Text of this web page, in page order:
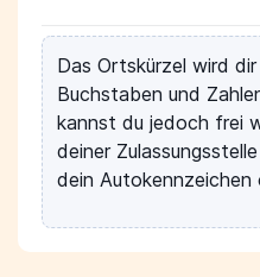
Das Ortskürzel wird
Buchstaben und
kannst du jedoch frei
deiner
dein Autokennzeichen